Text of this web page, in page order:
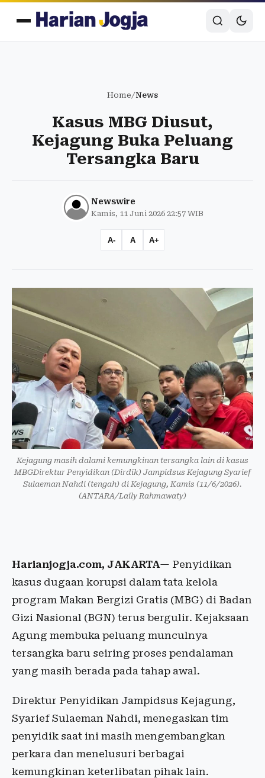
Home/News
Kasus MBG Diusut,
Kejagung Buka Peluang
Tersangka Baru
Newswire
Kamis, 11 Juni 2026 22:57 WIB
A- A A+
Kejagung masih dalami kemungkinan tersangka lain di kasus
MBGDirektur Penyidikan (Dirdik) Jampidsus Kejagung Syarief
Sulaeman Nahdi (tengah) di Kejagung, Kamis (11/6/2026).
(ANTARA/Laily Rahmawaty)
Harianjogja.com, JAKARTA— Penyidikan
kasus dugaan korupsi dalam tata kelola
program Makan Bergizi Gratis (MBG) di Badan
Gizi Nasional (BGN) terus bergulir. Kejaksaan
Agung membuka peluang munculnya
tersangka baru seiring proses pendalaman
yang masih berada pada tahap awal.
Direktur Penyidikan Jampidsus Kejagung,
Syarief Sulaeman Nahdi, menegaskan tim
penyidik saat ini masih mengembangkan
perkara dan menelusuri berbagai
kemungkinan keterlibatan pihak lain.